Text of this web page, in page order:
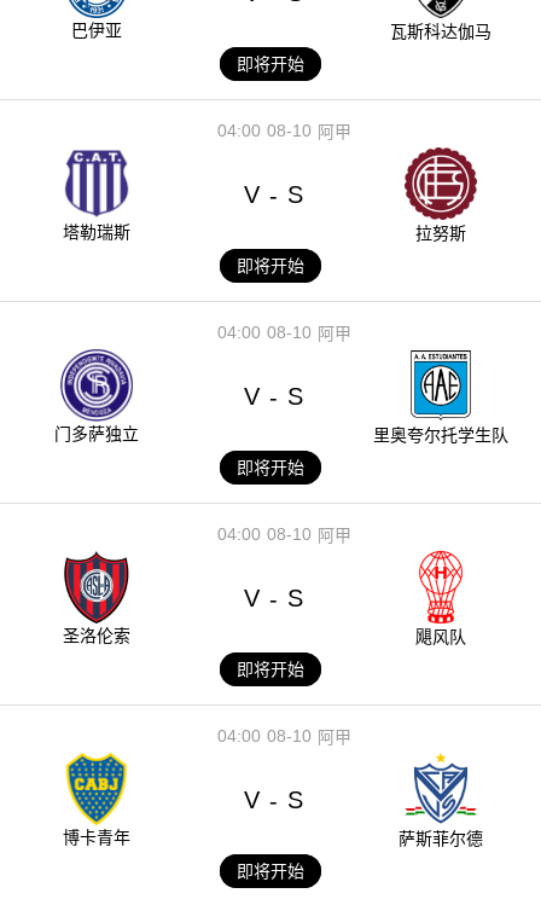
巴伊亚
瓦斯科达伽马
即将开始
08-10
04:00 阿甲
塔勒瑞斯
V - S
拉努斯
即将开始
08-10
04:00 阿甲
门多萨独立
V - S
里奥夸尔托学生队
即将开始
08-10
04:00 阿甲
圣洛伦索
V - S
飓风队
即将开始
08-10
04:00 阿甲
博卡青年
V - S
萨斯菲尔德
即将开始